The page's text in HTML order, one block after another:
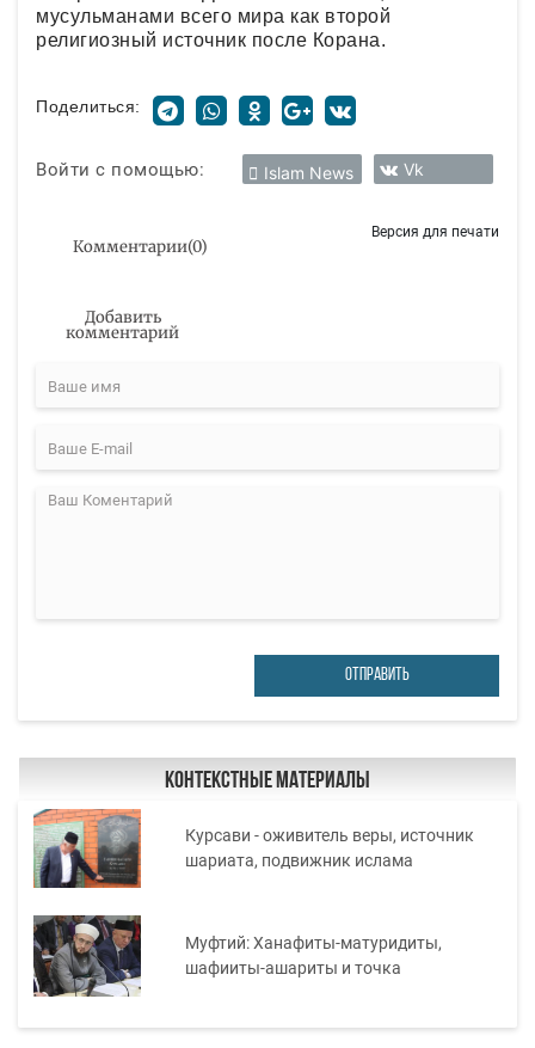
мусульманами всего мира как второй
религиозный источник после Корана.
Поделиться:
Войти с помощью: Islam News Vk
Комментарии(0)
Версия для печати
Добавить
комментарий
ОТПРАВИТЬ
Контекстные материалы
Курсави - оживитель веры, источник
шариата, подвижник ислама
Муфтий: Ханафиты-матуридиты,
шафииты-ашариты и точка